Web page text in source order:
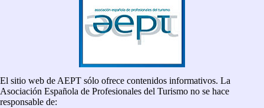
El sitio web de AEPT sólo ofrece contenidos informativos. La
Asociación Española de Profesionales del Turismo no se hace
responsable de: